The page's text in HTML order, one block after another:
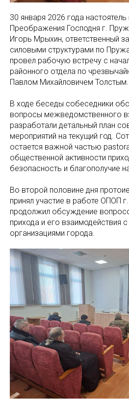
30 января 2026 года
Преображения Господня г.
Игорь Мрыхин, ответственный
силовыми структурами по
провел рабочую встречу с
районного отдела по
Павлом Михайловичем Толстым.
В ходе беседы собеседники
вопросы межведомственного
разработали детальный план
мероприятий на текущий год.
остается важной частью
общественной активности
безопасность и благополучие
Во второй половине дня
принял участие в работе ОПОП
продолжил обсуждение
прихода и его взаимодействия
организациями города.